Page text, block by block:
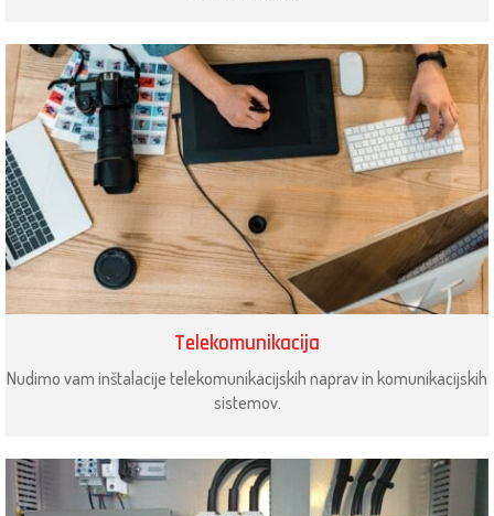
Telekomunikacija
Nudimo vam inštalacije telekomunikacijskih naprav in komunikacijskih
sistemov.